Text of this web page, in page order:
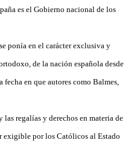
es el Gobierno nacional de los
ponía en el carácter exclusiva y
de la nación española desde
en que autores como Balmes,
regalías y derechos en materia de
por los Católicos al Estado